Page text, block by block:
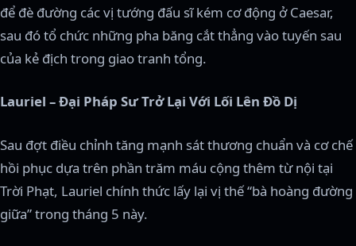
để đè đường các vị tướng đấu sĩ kém cơ động ở Caesar,
sau đó tổ chức những pha băng cắt thẳng vào tuyến sau
của kẻ địch trong giao tranh tổng.
Lauriel – Đại Pháp Sư Trở Lại Với Lối Lên Đồ Dị
Sau đợt điều chỉnh tăng mạnh sát thương chuẩn và cơ chế
hồi phục dựa trên phần trăm máu cộng thêm từ nội tại
Trời Phạt, Lauriel chính thức lấy lại vị thế “bà hoàng đường
giữa” trong tháng 5 này.